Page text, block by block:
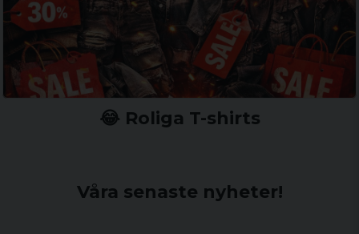
😂 Roliga T-shirts
Våra senaste nyheter!